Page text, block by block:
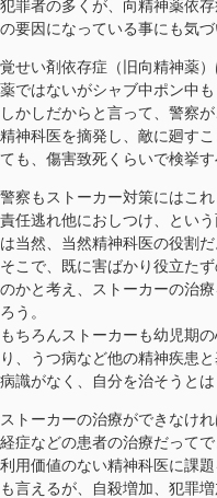
犯罪者の多くが、向精神薬依
の要因になっている事にも気づ
覚せい剤依存症（旧向精神薬
薬ではないがシャブ中ポン中
しかしだからと言って、警察
精神科医を摘発し、敵に廻す
ても、傷害致死くらいで検挙す
警察もストーカー対策にはこ
責任逃れ他におしつけ、とい
は当然、当然精神科医の役割だ
そこで、既に害ばかり役立た
のかと考え、ストーカーの治
ろう。
もちろんストーカーも幼児期
り、うつ病など他の精神疾患
病識がなく、自分を治そうと
ストーカーの治療ができなけ
経症などの患者の治療だってで
利用価値のない精神科医に課
も言えるが、自殺増加、犯罪